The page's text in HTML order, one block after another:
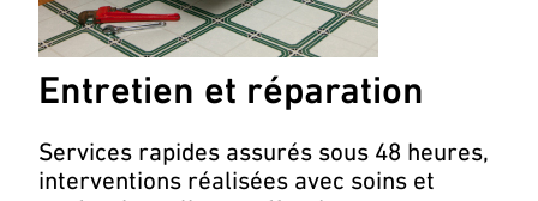
Entretien et réparation
Services rapides assurés sous 48 heures,
interventions réalisées avec soins et